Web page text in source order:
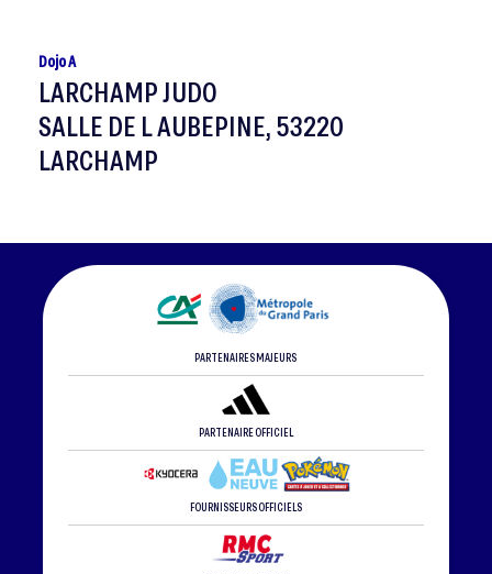
Dojo A
LARCHAMP JUDO
SALLE DE L AUBEPINE, 53220
LARCHAMP
PARTENAIRES MAJEURS
PARTENAIRE OFFICIEL
FOURNISSEURS OFFICIELS